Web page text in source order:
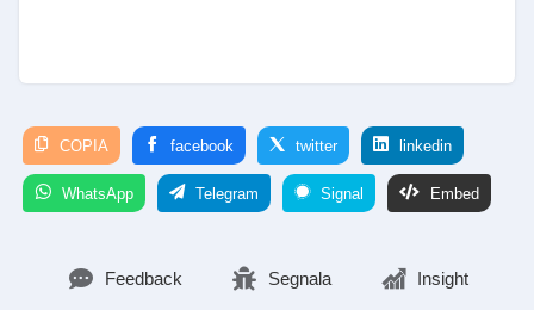
COPIA facebook twitter linkedin
WhatsApp Telegram Signal Embed
Feedback Segnala Insight